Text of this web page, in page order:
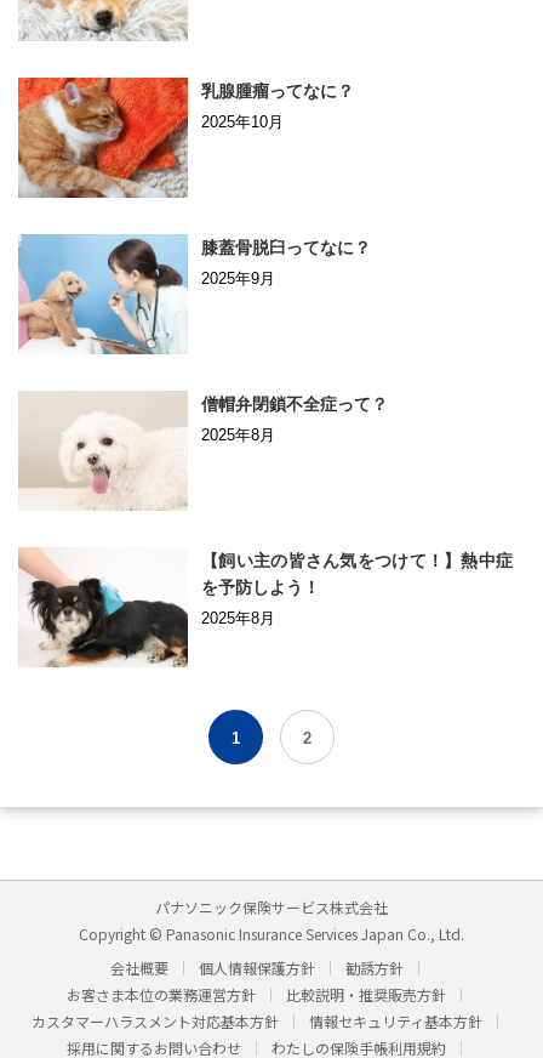
乳腺腫瘤ってなに？
2025年10月
膝蓋骨脱臼ってなに？
2025年9月
僧帽弁閉鎖不全症って？
2025年8月
【飼い主の皆さん気をつけて！】熱中症
を予防しよう！
2025年8月
1 2
パナソニック保険サービス株式会社
Copyright © Panasonic Insurance Services Japan Co., Ltd.
会社概要
個人情報保護方針
勧誘方針
お客さま本位の業務運営方針
比較説明・推奨販売方針
カスタマーハラスメント対応基本方針
情報セキュリティ基本方針
採用に関するお問い合わせ
わたしの保険手帳利用規約